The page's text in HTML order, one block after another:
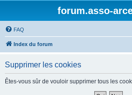
forum.asso-
FAQ
Index du forum
Supprimer les cookies
Êtes-vous sûr de vouloir supprimer tous les